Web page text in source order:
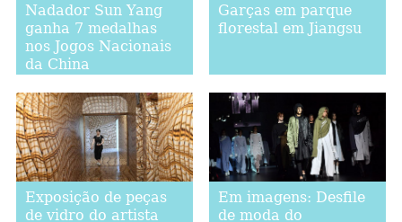
Nadador Sun Yang
ganha 7 medalhas
nos Jogos Nacionais
da China
Garças em parque
florestal em Jiangsu
Exposição de peças
de vidro do artista
Em imagens: Desfile
de moda do